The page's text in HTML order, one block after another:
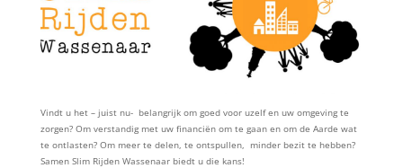
Vindt u het – juist nu- belangrijk om goed voor uzelf en uw omgeving te
zorgen? Om verstandig met uw financiën om te gaan en om de Aarde wat
te ontlasten? Om meer te delen, te ontspullen, minder bezit te hebben?
Samen Slim Rijden Wassenaar biedt u die kans!